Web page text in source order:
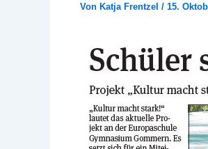
Von Katja Frentzel / 15.